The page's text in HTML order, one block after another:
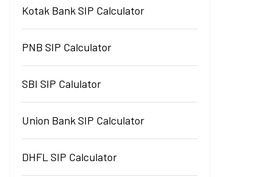
Kotak Bank SIP Calculator
PNB SIP Calculator
SBI SIP Calulator
Union Bank SIP Calculator
DHFL SIP Calculator